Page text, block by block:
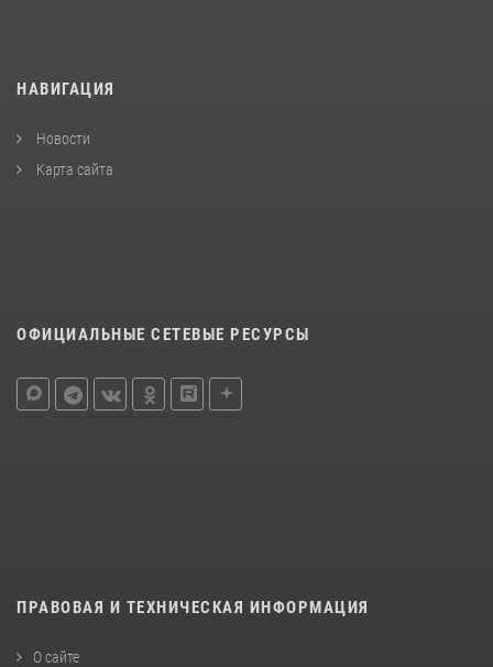
НАВИГАЦИЯ
Новости
Карта сайта
ОФИЦИАЛЬНЫЕ СЕТЕВЫЕ РЕСУРСЫ
ПРАВОВАЯ И ТЕХНИЧЕСКАЯ ИНФОРМАЦИЯ
О сайте